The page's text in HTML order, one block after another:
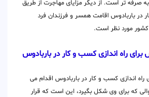
صرفه تر است. از دیگر مزایای مهاجرت از طریق
در باربادوس اقامت همسر و فرزندان فرد
مورد نظر است.
راه اندازی کسب و کار در باربادوس
اندازی کسب و کار در باربادوس اقدام می
که برای وی شکل بگیرد، این است که قرار